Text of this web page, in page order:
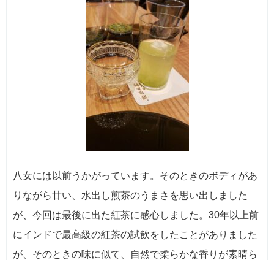
八女には以前うかがっています。そのときのボディがあ
りながら甘い、水出し煎茶のうまさを思い出しました
が、今回は最後に出た紅茶に感心しました。30年以上前
にインドで最高級の紅茶の試飲をしたことがありました
が、そのときの味に似て、自然で柔らかな香りが素晴ら